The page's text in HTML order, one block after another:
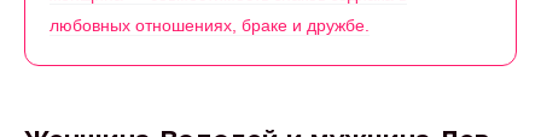
любовных отношениях, браке и дружбе.